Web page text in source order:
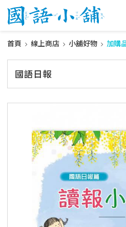
首頁 線上商店 小舖好物 加購
國語日報